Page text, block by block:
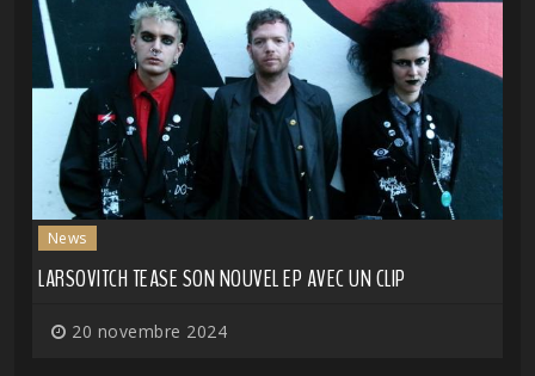
News
LARSOVITCH TEASE SON NOUVEL EP AVEC UN CLIP
20 novembre 2024